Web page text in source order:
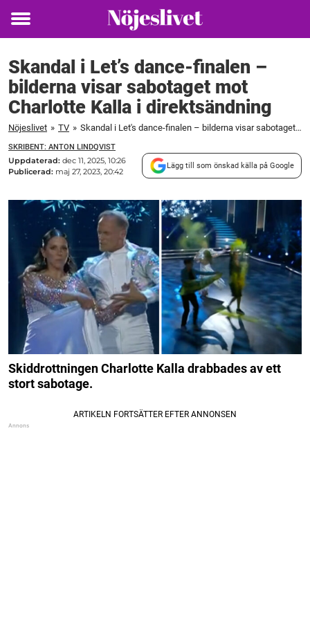
Toggle
Skandal i Let’s dance-finalen –
bilderna visar sabotaget mot
Charlotte Kalla i direktsändning
Nöjeslivet » TV » Skandal i Let's dance-finalen – bilderna visar sabotaget mot Charlotte Kalla i direktsändning
SKRIBENT: ANTON LINDQVIST
Uppdaterad: dec 11, 2025, 10:26
Publicerad: maj 27, 2023, 20:42
Lägg till som önskad källa på Google
Skiddrottningen Charlotte Kalla drabbades av ett
stort sabotage.